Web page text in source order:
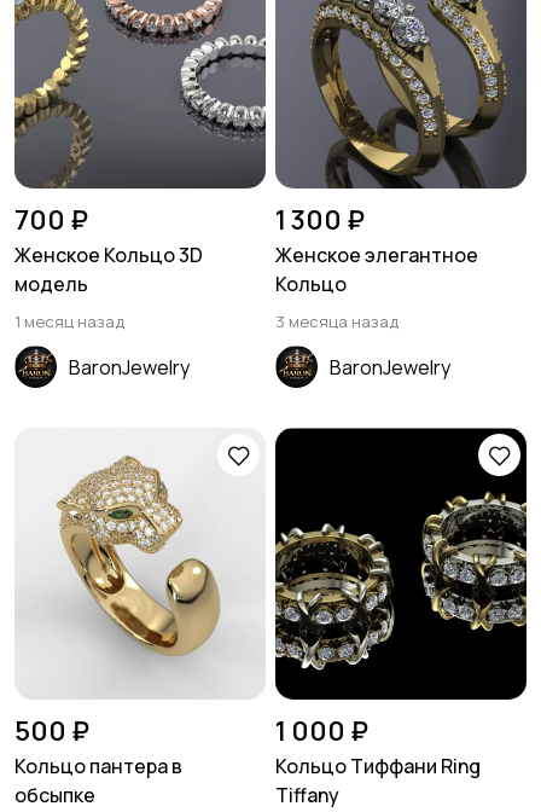
700 ₽
Женское Кольцо 3D
модель
1 месяц назад
BaronJewelry
1 300 ₽
Женское элегантное
Кольцо
3 месяца назад
BaronJewelry
500 ₽
Кольцо пантера в
обсыпке
1 000 ₽
Кольцо Тиффани Ring
Tiffany